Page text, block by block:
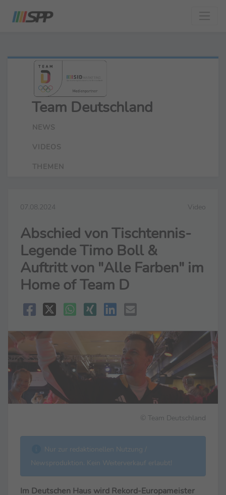
Team Deutschland
NEWS
VIDEOS
THEMEN
07.08.2024 Video
Abschied von Tischtennis-
Legende Timo Boll &
Auftritt von "Alle Farben" im
Home of Team D
© Team Deutschland
Nur zur redaktionellen Nutzung /
Newsproduktion. Kein Weiterverkauf erlaubt!
Im Deutschen Haus wird Rekord-Europameister